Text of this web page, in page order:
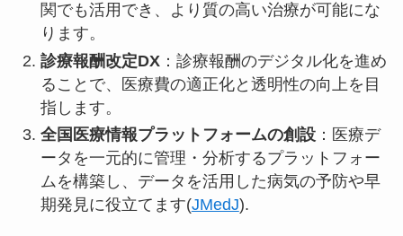
関でも活用でき、より質の高い治療が可能にな
ります。
診療報酬改定DX：診療報酬のデジタル化を進め
ることで、医療費の適正化と透明性の向上を目
指します。
全国医療情報プラットフォームの創設：医療デ
ータを一元的に管理・分析するプラットフォー
ムを構築し、データを活用した病気の予防や早
期発見に役立てます​(JMedJ).